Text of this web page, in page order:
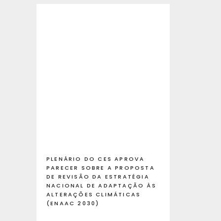
PLENÁRIO DO CES APROVA
PARECER SOBRE A PROPOSTA
DE REVISÃO DA ESTRATÉGIA
NACIONAL DE ADAPTAÇÃO ÀS
ALTERAÇÕES CLIMÁTICAS
(ENAAC 2030)